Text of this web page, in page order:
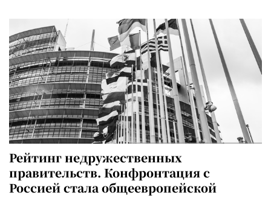
Рейтинг недружественных
правительств. Конфронтация с
Россией стала общеевропейской